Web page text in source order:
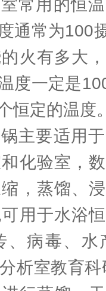
常用的恒
通常为100
火有多大
度一定是
恒定的温度
适用于各
化验室，
，蒸馏、
用于水浴
、病毒、水
析室教育